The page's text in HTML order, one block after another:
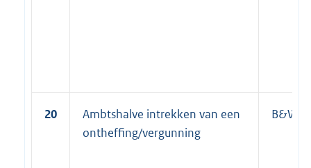
20
Ambtshalve intrekken van een
ontheffing/vergunning
B&W